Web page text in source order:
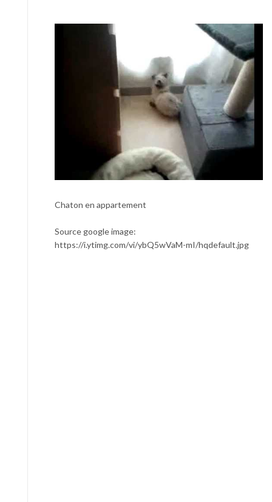
Chaton en appartement
Source google image:
https://i.ytimg.com/vi/ybQ5wVaM-mI/hqdefault.jpg